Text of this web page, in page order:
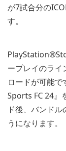
が7試合分の
す。
ープレイのライ
ロードが可能
Sports FC 24』
ド後、バンド
うになります。